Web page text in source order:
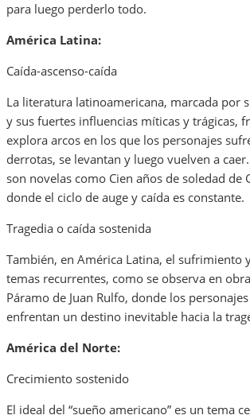
para luego perderlo todo.
América Latina:
Caída-ascenso-caída
La literatura latinoamericana, marcada por
y sus fuertes influencias míticas y trágicas,
explora arcos en los que los personajes
derrotas, se levantan y luego vuelven a
son novelas como Cien años de soledad de
donde el ciclo de auge y caída es constante.
Tragedia o caída sostenida
También, en América Latina, el sufrimiento
temas recurrentes, como se observa en
Páramo de Juan Rulfo, donde los
enfrentan un destino inevitable hacia la
América del Norte:
Crecimiento sostenido
El ideal del “sueño americano” es un tema